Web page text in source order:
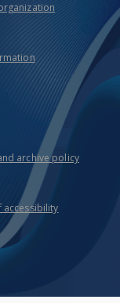
archive policy
accessibility